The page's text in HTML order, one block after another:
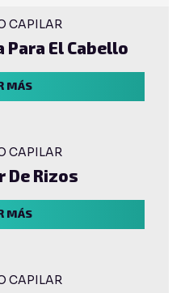
CAPILAR
Para El Cabello
MÁS
CAPILAR
De Rizos
MÁS
CAPILAR